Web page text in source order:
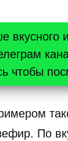
вкусного
чтобы
По